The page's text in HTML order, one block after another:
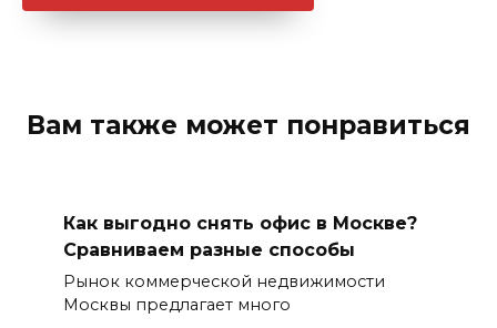
Вам также может понравиться
Как выгодно снять офис в Москве?
Сравниваем разные способы
Рынок коммерческой недвижимости
Москвы предлагает много